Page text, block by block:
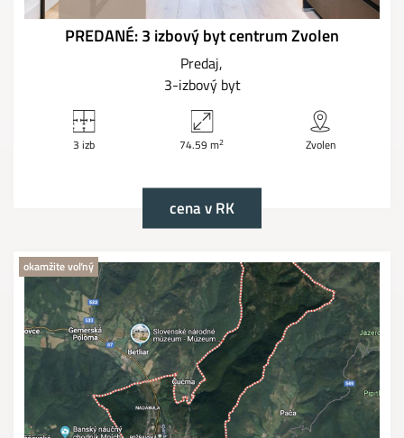
PREDANÉ: 3 izbový byt centrum Zvolen
Predaj
3-izbový byt
3 izb 74.59 m2 Zvolen
cena v RK
okamžite voľný